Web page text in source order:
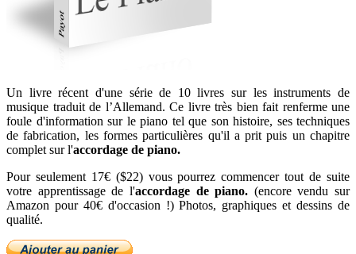
Un livre récent d'une série de 10 livres sur les instruments de
musique traduit de l’Allemand. Ce livre très bien fait renferme une
foule d'information sur le piano tel que son histoire, ses techniques
de fabrication, les formes particulières qu'il a prit puis un chapitre
complet sur l'accordage de piano.
Pour seulement 17€ ($22) vous pourrez commencer tout de suite
votre apprentissage de l'accordage de piano. (encore vendu sur
Amazon pour 40€ d'occasion !) Photos, graphiques et dessins de
qualité.